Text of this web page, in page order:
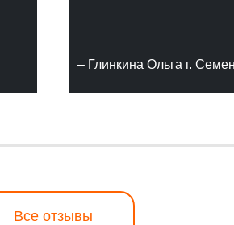
– Глинкина Ольга г.
Все отзывы